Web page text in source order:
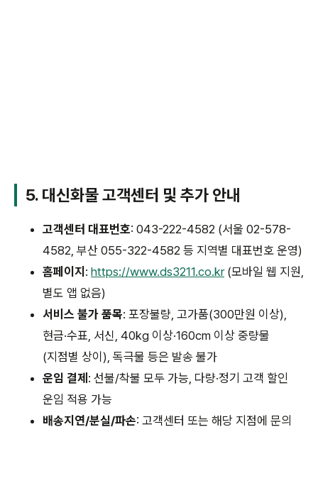
5. 대신화물 고객센터 및 추가 안내
고객센터 대표번호: 043-222-4582 (서울 02-578-
4582, 부산 055-322-4582 등 지역별 대표번호 운영)
홈페이지 : https://www.ds3211.co.kr(모바일 웹 지원,
별도 앱 없음)
서비스 불가 품목: 포장불량, 고가품(300만원 이상),
현금·수표, 서신, 40kg 이상·160cm 이상 중량물
(지점별 상이), 독극물 등은 발송 불가
운임 결제 : 선불/착불 모두 가능, 다량·정기 고객 할인
운임 적용 가능
배송지연/분실/파손: 고객센터 또는 해당 지점에 문의